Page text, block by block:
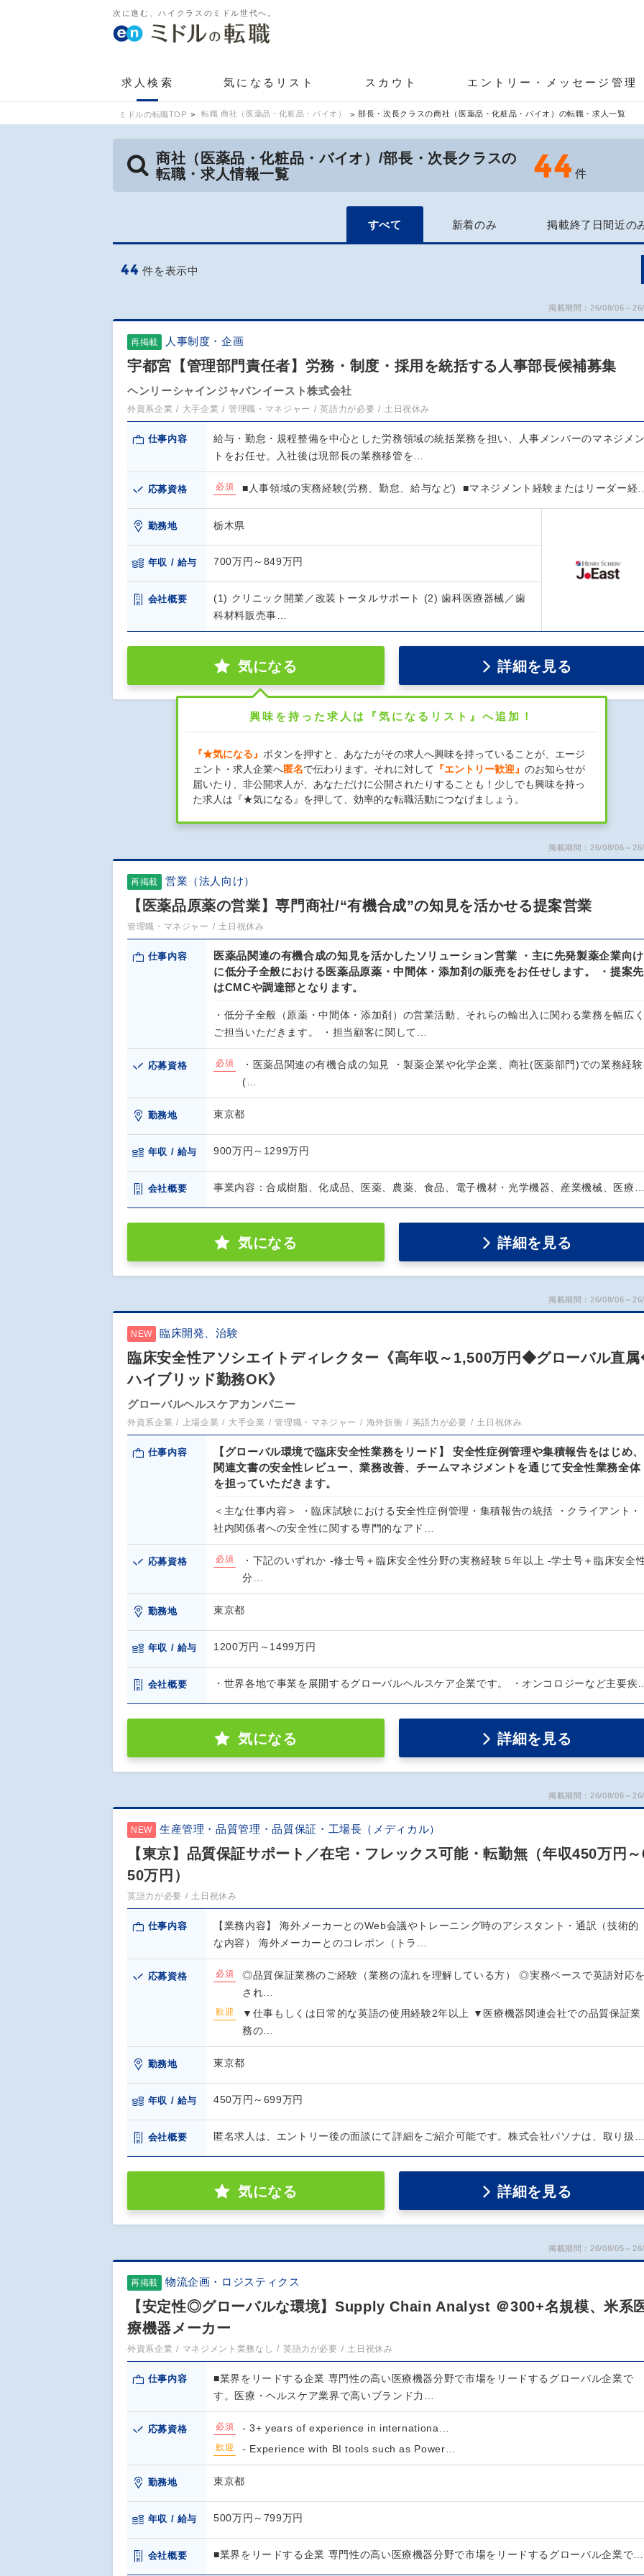
次に進む、ハイクラスのミドル世代へ。
求人検索 気になるリスト スカウト エントリー・メッセージ管理
ミドルの転職TOP 転職 商社（医薬品・化粧品・バイオ） 部長・次長クラスの商社（医薬品・化粧品・バイオ）の転職・求人一覧
商社（医薬品・化粧品・バイオ）/部長・次長クラスの
転職・求人情報一覧
44 件
すべて 新着のみ 掲載終了日間近の
44 件を表示中
掲載期間：26/08/06～
再掲載 人事制度・企画
宇都宮【管理部門責任者】労務・制度・採用を統括する人事部長候補募集
ヘンリーシャインジャパンイースト株式会社
外資系企業 大手企業 管理職・マネジャー 英語力が必要 土日祝休み
仕事内容
給与・勤怠・規程整備を中心とした労務領域の統括業務を担い、人事メンバーのマネジメ
トをお任せ。入社後は現部長の業務移管を…
応募資格 必須 ■人事領域の実務経験(労務、勤怠、給与など) ■マネジメント経験またはリーダー経
勤務地 栃木県
年収 / 給与 700万円～849万円
会社概要
(1) クリニック開業／改装トータルサポート (2) 歯科医療器械／歯
科材料販売事…
気になる 詳細を見る
興味を持った求人は『気になるリスト』へ追加！
『★気になる』 ボタンを押すと、あなたがその求人へ興味を持っていることが、エージ
ェント・求人企業へ匿名で伝わります。それに対して 『エントリー歓迎』 のお知らせが
届いたり、非公開求人が、あなただけに公開されたりすることも！少しでも興味を持っ
た求人は『★気になる』を押して、効率的な転職活動につなげましょう。
掲載期間：26/08/06～
再掲載 営業（法人向け）
【医薬品原薬の営業】専門商社/“有機合成”の知見を活かせる提案営業
管理職・マネジャー 土日祝休み
仕事内容
医薬品関連の有機合成の知見を活かしたソリューション営業 ・主に先発製薬企業向け
に低分子全般における医薬品原薬・中間体・添加剤の販売をお任せします。 ・提案先
はCMCや調達部となります。
・低分子全般（原薬・中間体・添加剤）の営業活動、それらの輸出入に関わる業務を幅広
ご担当いただきます。 ・担当顧客に関して…
応募資格 必須
・医薬品関連の有機合成の知見 ・製薬企業や化学企業、商社(医薬部門)での業務経験
(…
勤務地 東京都
年収 / 給与 900万円～1299万円
会社概要 事業内容：合成樹脂、化成品、医薬、農薬、食品、電子機材・光学機器、産業機械、医療
気になる 詳細を見る
掲載期間：26/08/06～
NEW 臨床開発、治験
臨床安全性アソシエイトディレクター《高年収～1,500万円◆グローバル直
ハイブリッド勤務OK》
グローバルヘルスケアカンパニー
外資系企業 上場企業 大手企業 管理職・マネジャー 海外折衝 英語力が必要 土日祝休み
仕事内容
【グローバル環境で臨床安全性業務をリード】 安全性症例管理や集積報告をはじめ、
関連文書の安全性レビュー、業務改善、チームマネジメントを通じて安全性業務全体
を担っていただきます。
＜主な仕事内容＞ ・臨床試験における安全性症例管理・集積報告の統括 ・クライアント・
社内関係者への安全性に関する専門的なアド…
応募資格 必須
・下記のいずれか -修士号＋臨床安全性分野の実務経験５年以上 -学士号＋臨床安全
分…
勤務地 東京都
年収 / 給与 1200万円～1499万円
会社概要 ・世界各地で事業を展開するグローバルヘルスケア企業です。 ・オンコロジーなど主要
気になる 詳細を見る
掲載期間：26/08/06～
NEW 生産管理・品質管理・品質保証・工場長（メディカル）
【東京】品質保証サポート／在宅・フレックス可能・転勤無（年収450万円
50万円）
英語力が必要 土日祝休み
仕事内容
【業務内容】 海外メーカーとのWeb会議やトレーニング時のアシスタント・通訳（技術的
な内容） 海外メーカーとのコレポン（トラ…
応募資格 必須
◎品質保証業務のご経験（業務の流れを理解している方） ◎実務ベースで英語対応
され…
歓迎
▼仕事もしくは日常的な英語の使用経験2年以上 ▼医療機器関連会社での品質保証業
務の…
勤務地 東京都
年収 / 給与 450万円～699万円
会社概要 匿名求人は、エントリー後の面談にて詳細をご紹介可能です。株式会社パソナは、取り扱
気になる 詳細を見る
掲載期間：26/08/05～
再掲載 物流企画・ロジスティクス
【安定性◎グローバルな環境】Supply Chain Analyst ＠300+名規模、米系
療機器メーカー
外資系企業 マネジメント業務なし 英語力が必要 土日祝休み
仕事内容
■業界をリードする企業 専門性の高い医療機器分野で市場をリードするグローバル企業で
す。医療・ヘルスケア業界で高いブランド力…
応募資格 必須 - 3+ years of experience in internationa…
歓迎 - Experience with BI tools such as Power…
勤務地 東京都
年収 / 給与 500万円～799万円
会社概要 ■業界をリードする企業 専門性の高い医療機器分野で市場をリードするグローバル企業で…